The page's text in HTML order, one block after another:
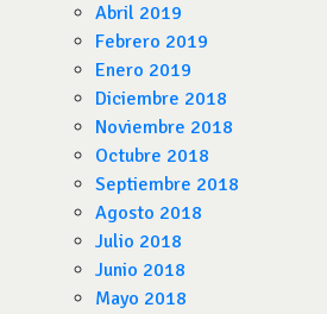
Abril 2019
Febrero 2019
Enero 2019
Diciembre 2018
Noviembre 2018
Octubre 2018
Septiembre 2018
Agosto 2018
Julio 2018
Junio 2018
Mayo 2018